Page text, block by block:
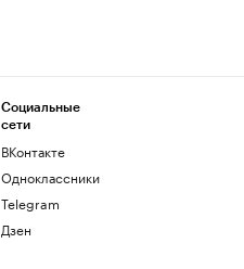
Социальные
сети
ВКонтакте
Одноклассники
Telegram
Дзен